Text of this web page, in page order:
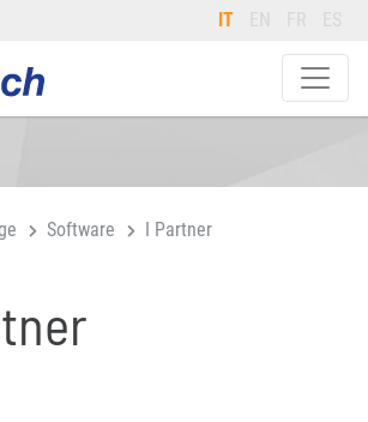
IT EN FR ES
Software I Partner